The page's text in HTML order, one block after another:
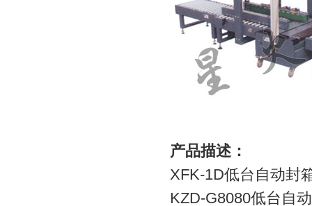
产品描述：
XFK-1D低台自动封
KZD-G8080低台自